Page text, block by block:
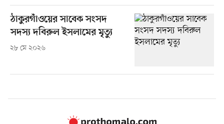
ঠাকুরগাঁওয়ের সাবেক সংসদ
সদস্য দবিরুল ইসলামের মৃত্যু
২৮ মে ২০২৬